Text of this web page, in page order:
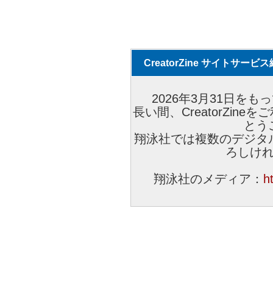
CreatorZine サイトサービス
2026年3月31日をも
長い間、CreatorZineを
とう
翔泳社では複数のデジ
ろしけ
翔泳社のメディア：